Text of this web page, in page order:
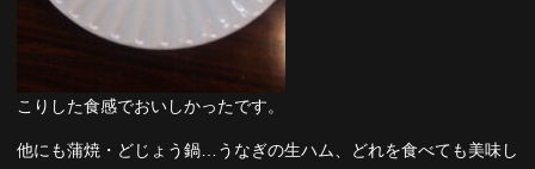
こりした食感でおいしかったです。
他にも蒲焼・どじょう鍋…うなぎの生ハム、どれを食べても美味し